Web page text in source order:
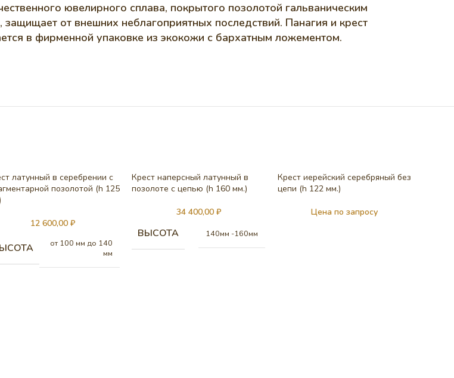
ювелирного сплава, покрытого позолотой гальваническим
от внешних неблагоприятных последствий. Панагия и крест
в фирменной упаковке из экокожи с бархатным ложементом.
латунный в серебрении с
позолотой (h 125
12 600,00₽
от 100 мм до 140
мм
Крест наперсный латунный в
позолоте с цепью (h 160 мм.)
34 400,00 ₽
ВЫСОТА 140мм -160мм
Крест иерейский серебряный без
цепи (h 122 мм.)
Цена по запросу